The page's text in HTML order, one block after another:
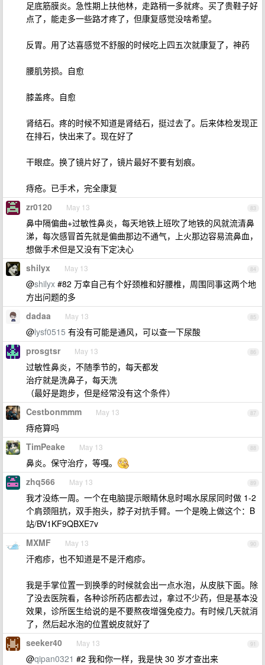
足底筋膜炎。急性期上扶他林，走路稍一多就疼。买了贵鞋子好
点了，能走多一些路才疼了，但康复感觉没啥希望。
反胃。用了达喜感觉不舒服的时候吃上四五次就康复了，神药
腰肌劳损。自愈
膝盖疼。自愈
肾结石。疼的时候不知道是肾结石，挺过去了。后来体检发现正
在排石，快出来了。现在好了
干眼症。换了镜片好了，镜片最好不要有划痕。
痔疮。已手术，完全康复
83
zr0120 May 13
鼻中隔偏曲+过敏性鼻炎，每天地铁上班吹了地铁的风就流清鼻
涕，每次感冒首先就是偏曲那边不通气，上火那边容易流鼻血，
想做手术但是又没有下定决心
84
shilyx May 13
@shilyx #82 万幸自己有个好颈椎和好腰椎，周围同事这两个地
方出问题的多
85
dadaa May 13
@lysf0515 有没有可能是通风，可以查一下尿酸
86
prosgtsr May 13
过敏性鼻炎，不随季节的，每天都发
治疗就是洗鼻子，每天洗
（最好是跑步，但是经常没有这个条件）
87
Cestbonmmm May 13
痔疮算吗
88
TimPeake May 13
鼻炎。保守治疗，等嘎。
89
zhq566 May 13
我才没练一周。一个在电脑提示眼睛休息时喝水尿尿同时做 1-2
个肩颈阻抗，双手抱头，脖子对抗手臂。一个是晚上做这个：B
站/BV1KF9QBXE7v
90
MXMF May 13
汗疱疹，也不知道是不是汗疱疹。
我是手掌位置一到换季的时候就会出一点水泡，从皮肤下面。除
了没去医院看，各种诊所药店都去过，拿过不少药，但是基本没
效果，诊所医生给说的是不要熬夜增强免疫力。有时候几天就消
了，然后起水泡的位置蜕皮就好了
91
seeker40 May 13
@qipan0321 #2 我和你一样，我是快 30 岁才查出来